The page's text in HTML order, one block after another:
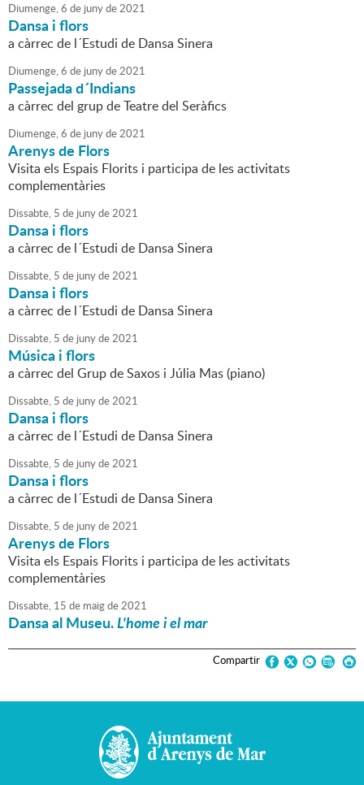
Diumenge,6 de junyde2021
Dansa i flors
a càrrec de l´Estudi de Dansa Sinera
Diumenge,6 de junyde2021
Passejada d´Indians
a càrrec del grup de Teatre del Seràfics
Diumenge,6 de junyde2021
Arenys de Flors
Visita els Espais Florits i participa de les activitats
complementàries
Dissabte, 5 de junyde2021
Dansa i flors
a càrrec de l´Estudi de Dansa Sinera
Dissabte, 5 de junyde2021
Dansa i flors
a càrrec de l´Estudi de Dansa Sinera
Dissabte, 5 de junyde2021
Música i flors
a càrrec del Grup de Saxos i Júlia Mas (piano)
Dissabte, 5 de junyde2021
Dansa i flors
a càrrec de l´Estudi de Dansa Sinera
Dissabte, 5 de junyde2021
Dansa i flors
a càrrec de l´Estudi de Dansa Sinera
Dissabte, 5 de junyde2021
Arenys de Flors
Visita els Espais Florits i participa de les activitats
complementàries
Dissabte, 15 de maigde2021
Dansa al Museu.L'home i el mar
Compartir